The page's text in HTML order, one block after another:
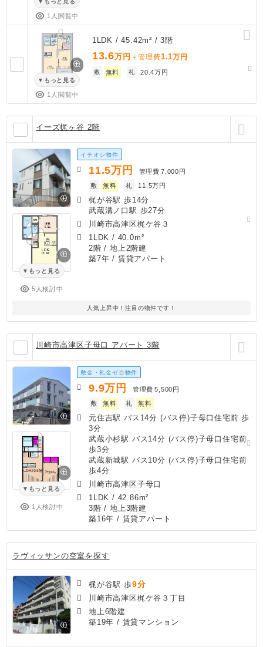
もっと見る
1人閲覧中
もっと見る
1人閲覧中
1LDK / 45.42m² / 3階
13.6万円 ＋管理費1.1万円
敷 無料 礼 20.4万円
イーズ梶ヶ谷 2階
もっと見る
5人検討中
イチオシ物件
11.5万円 管理費 7,000円
敷
無料 礼 11.5万円
梶が谷駅 歩14分
武蔵溝ノ口駅 歩27分
川崎市高津区梶ケ谷３
1LDK / 40.0m²
2階 / 地上2階建
築7年 / 賃貸アパート
人気上昇中！注目の物件です！
川崎市高津区子母口 アパート 3階
もっと見る
1人検討中
敷金・礼金ゼロ物件
9.9万円 管理費 5,500円
敷
無料 礼 無料
元住吉駅 バス14分 (バス停)子母口住宅前 歩
3分
武蔵小杉駅 バス14分 (バス停)子母口住宅前
歩3分
武蔵新城駅 バス10分 (バス停)子母口住宅前
歩4分
川崎市高津区子母口
1LDK / 42.86m²
3階 / 地上3階建
築16年 / 賃貸アパート
ラヴィッサンの空室を探す
梶が谷駅 歩9分
川崎市高津区梶ケ谷３丁目
地上6階建
築19年 / 賃貸マンション